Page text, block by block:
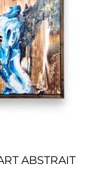
ABSTRAIT